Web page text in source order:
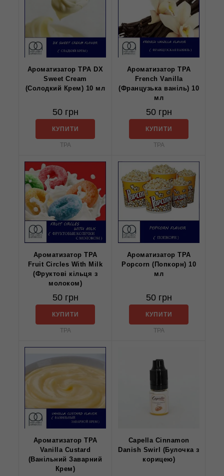
Ароматизатор TPA DX
Sweet Cream
(Солодкий Крем) 10 мл
50 грн
КУПИТИ
TPA
Ароматизатор TPA
French Vanilla
(Французька ваніль) 10
мл
50 грн
КУПИТИ
TPA
Ароматизатор TPA
Fruit Circles With Milk
(Фруктові кільця з
молоком)
50 грн
КУПИТИ
TPA
Ароматизатор TPA
Popcorn (Попкорн) 10
мл
50 грн
КУПИТИ
TPA
Ароматизатор TPA
Vanilla Custard
(Ванільний Заварний
Крем)
Capella Cinnamon
Danish Swirl (Булочка з
корицею)